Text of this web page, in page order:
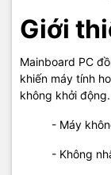
Giới
Mainboard PC
khiến máy tính
không khởi
- Máy
- Không
#KhacPhucMainPC